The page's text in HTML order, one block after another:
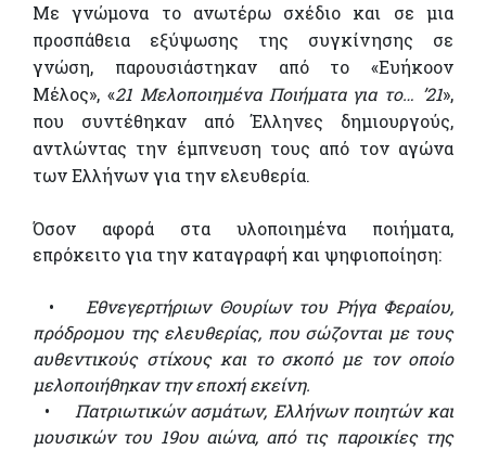
Με γνώμονα το ανωτέρω σχέδιο και σε μια
προσπάθεια εξύψωσης της συγκίνησης σε
γνώση, παρουσιάστηκαν από το «Ευήκοον
Μέλος», «21 Μελοποιημένα Ποιήματα για το… ’21»,
που συντέθηκαν από Έλληνες δημιουργούς,
αντλώντας την έμπνευση τους από τον αγώνα
των Ελλήνων για την ελευθερία.
Όσον αφορά στα υλοποιημένα ποιήματα,
επρόκειτο για την καταγραφή και ψηφιοποίηση:
• Εθνεγερτήριων Θουρίων του Ρήγα Φεραίου,
πρόδρομου της ελευθερίας, που σώζονται με τους
αυθεντικούς στίχους και το σκοπό με τον οποίο
μελοποιήθηκαν την εποχή εκείνη.
•
Πατριωτικών ασμάτων, Ελλήνων ποιητών και
μουσικών του 19ου αιώνα, από τις παροικίες της